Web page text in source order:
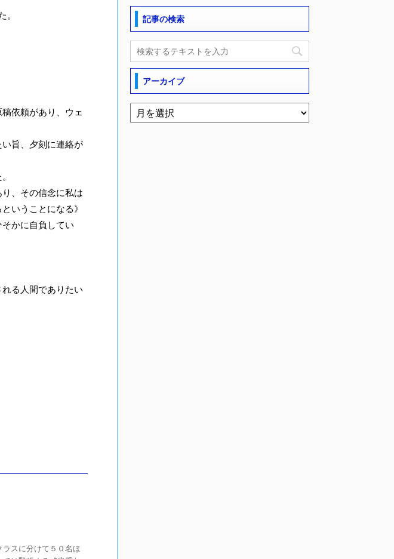
依頼があり、ウェ
旨、夕刻に連絡が
、その信念に私は
いうことになる》
かに自負してい
る人間でありたい
スに分けて５０名ほ
記事の検索
アーカイブ